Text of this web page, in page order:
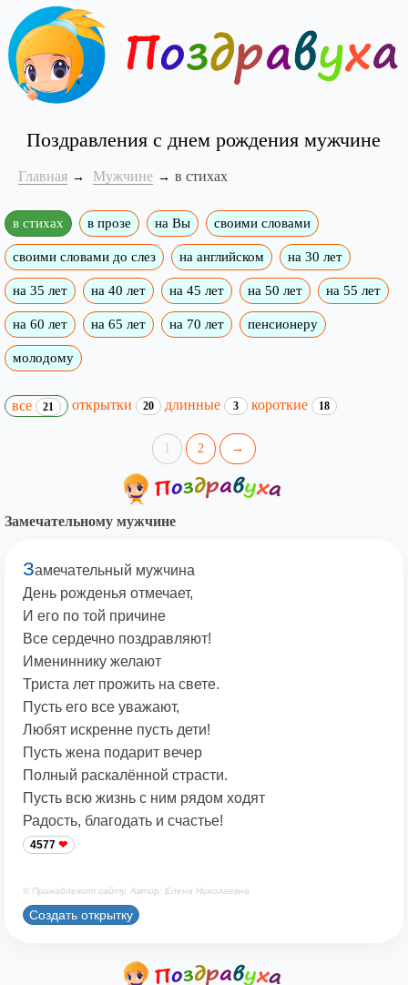
Поздравления с днем рождения мужчине
Главная Мужчине в стихах
в стихах в прозе на Вы своими словами
своими словами до слез на английском на 30 лет
на 35 лет на 40 лет на 45 лет на 50 лет на 55 лет
на 60 лет на 65 лет на 70 лет пенсионеру
молодому
все 21 открытки 20 длинные 3 короткие 18
1 2 →
Замечательному мужчине
Замечательный мужчина
День рожденья отмечает,
И его по той причине
Все сердечно поздравляют!
Имениннику желают
Триста лет прожить на свете.
Пусть его все уважают,
Любят искренне пусть дети!
Пусть жена подарит вечер
Полный раскалённой страсти.
Пусть всю жизнь с ним рядом ходят
Радость, благодать и счастье!
4577
© Принадлежит сайту. Автор: Елена Николаевна
Создать открытку